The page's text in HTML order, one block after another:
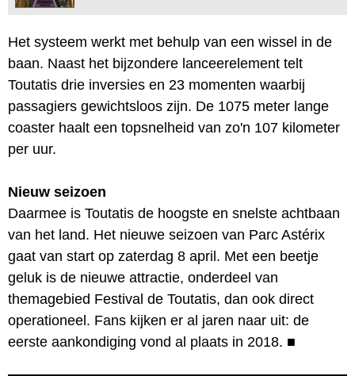
Het systeem werkt met behulp van een wissel in de
baan. Naast het bijzondere lanceerelement telt
Toutatis drie inversies en 23 momenten waarbij
passagiers gewichtsloos zijn. De 1075 meter lange
coaster haalt een topsnelheid van zo'n 107 kilometer
per uur.
Nieuw seizoen
Daarmee is Toutatis de hoogste en snelste achtbaan
van het land. Het nieuwe seizoen van Parc Astérix
gaat van start op zaterdag 8 april. Met een beetje
geluk is de nieuwe attractie, onderdeel van
themagebied Festival de Toutatis, dan ook direct
operationeel. Fans kijken er al jaren naar uit: de
eerste aankondiging vond al plaats in 2018. ■